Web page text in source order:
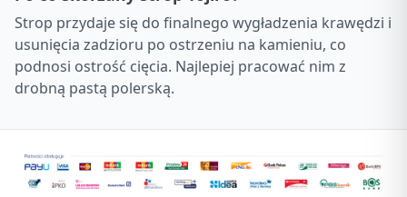
Strop przydaje się do finalnego wygładzenia krawędzi i
usunięcia zadzioru po ostrzeniu na kamieniu, co
podnosi ostrość cięcia. Najlepiej pracować nim z
drobną pastą polerską.